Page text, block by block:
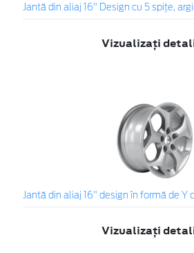
Jantă din aliaj 16" Design cu 5 spiţe,
Vizualizați
Jantă din aliaj 16" design în formă de Y
Vizualizați